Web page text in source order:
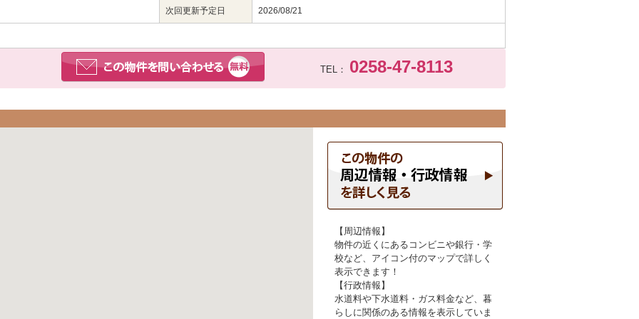
次回更新予定日 2026/08/21
TEL： 0258-47-8113
【周辺情報】
物件の近くにあるコンビニや銀行・学
校など、アイコン付のマップで詳しく
表示できます！
【行政情報】
水道料や下水道料・ガス料金など、暮
らしに関係のある情報を表示していま